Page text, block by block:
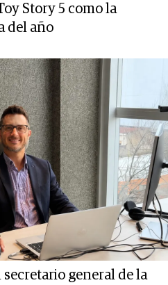
Story 5 como la
del año
secretario general de la